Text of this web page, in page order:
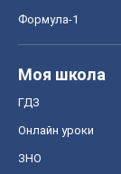
Формула-1
Моя школа
ГДЗ
Онлайн уроки
ЗНО